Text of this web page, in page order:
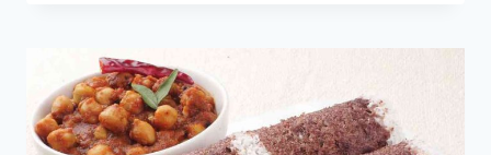
കറുമുറെ
തിന്നാൻ
രുചിയൂറും
അച്ചപ്പം